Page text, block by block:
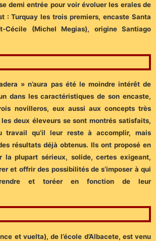
demi entrée pour voir évoluer les erales de
: Turquay les trois premiers, encaste Santa
Cécile (Michel Megias), origine Santiago
» n’aura pas été le moindre intérêt de
dans les caractéristiques de son encaste,
novilleros, eux aussi aux concepts très
deux éleveurs se sont montrés satisfaits,
travail qu’il leur reste à accomplir, mais
résultats déjà obtenus. Ils ont proposé en
la plupart sérieux, solide, certes exigeant,
et offrir des possibilités de s’imposer à qui
et toréer en fonction de leur
et vuelta), de l’école d’Albacete, est venu